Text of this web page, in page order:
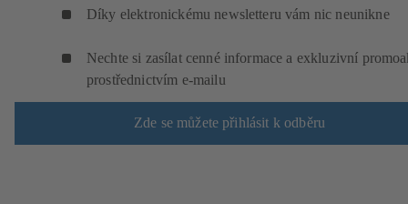
Díky elektronickému newsletteru vám nic neunikne
Nechte si zasílat cenné informace a exkluzivní
prostřednictvím e-mailu
Zde se můžete přihlásit k odběru